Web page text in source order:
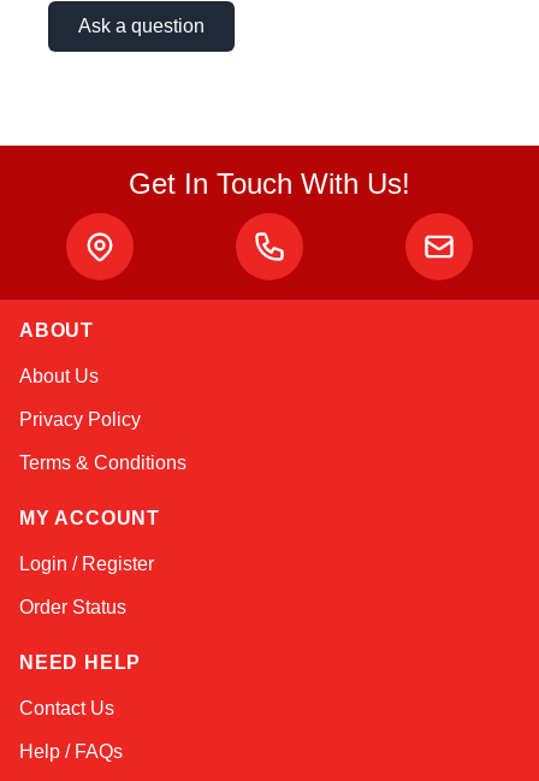
Ask a question
Get In Touch With Us!
ABOUT
About Us
Privacy Policy
Terms & Conditions
MY ACCOUNT
Login / Register
Order Status
NEED HELP
Contact Us
Help / FAQs